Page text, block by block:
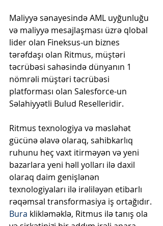
Maliyyə sənayesində AML uyğunluğu
və maliyyə mesajlaşması üzrə qlobal
lider olan Fineksus-un biznes
tərəfdaşı olan Ritmus, müştəri
təcrübəsi sahəsində dünyanın 1
nömrəli müştəri təcrübəsi
platforması olan Salesforce-un
Səlahiyyətli Bulud Reselleridir.
Ritmus texnologiya və məsləhət
gücünə əlavə olaraq, sahibkarlıq
ruhunu heç vaxt itirməyən və yeni
bazarlara yeni həll yolları ilə daxil
olaraq daim genişlənən
texnologiyaları ilə irəliləyən etibarlı
rəqəmsal transformasiya iş ortağıdır.
Bura klikləməklə, Ritmus ilə tanış ola